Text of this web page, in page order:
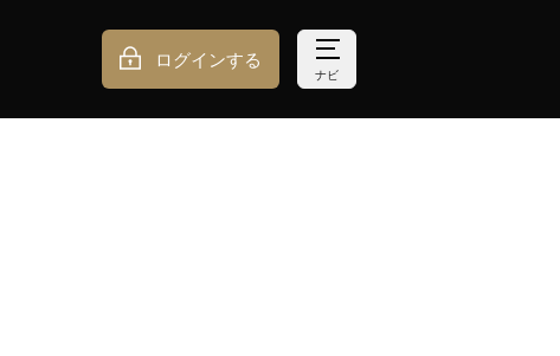
ログインする
ナビ